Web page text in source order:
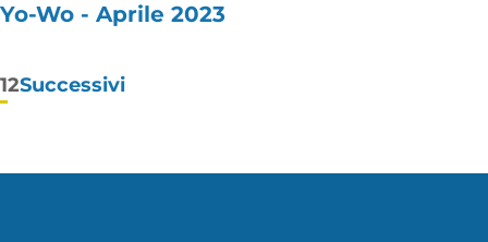
Yo-Wo - Aprile 2023
Paginazione
12Successivi